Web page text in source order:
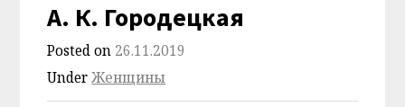
А. К. Городецкая
Posted on 26.11.2019
UnderЖенщины